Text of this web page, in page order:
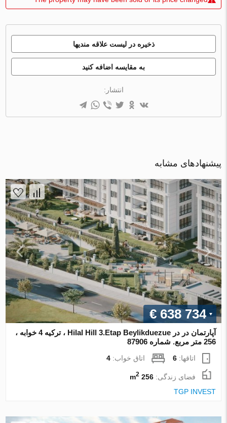
ذخیره در لیست علاقه مندیها
به مقایسه اضافه کنید
انتشار:
پیشنهادهای مشابه
€ 638 734
آپارتمان در در Hilal Hill 3.Etap Beylikduezue ، ترکیه 4 خوابه ،
256 متر مربع. شماره 87906
اتاقها:6 اتاق خواب:4
فضای زندگی:256 m
2
TGP INVEST